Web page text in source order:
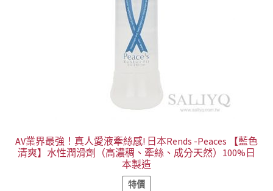
AV業界最強！真人愛液牽絲感! 日本Rends -Peaces 【藍色
清爽】水性潤滑劑（高濃稠、牽絲、成分天然）100%日
本製造
特價